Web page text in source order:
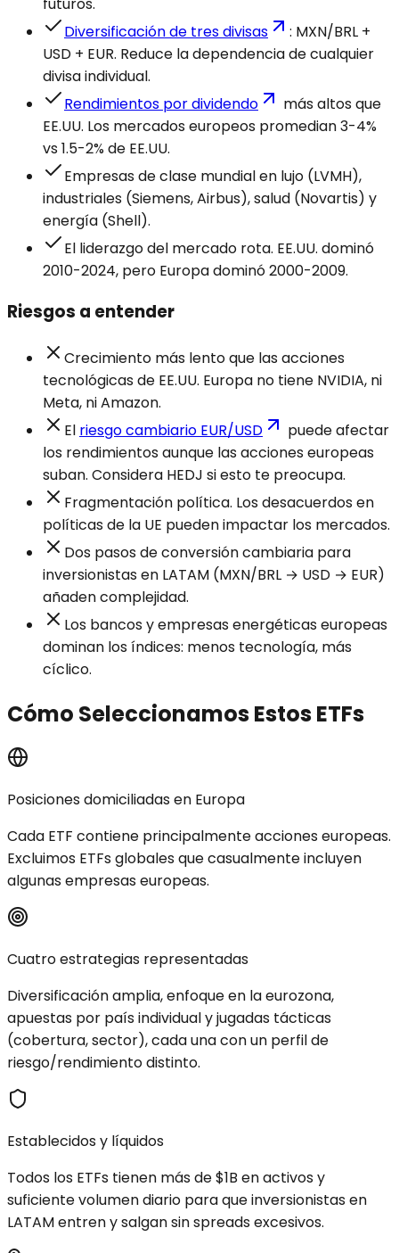
futuros.
Diversificación de tres divisas
: MXN/BRL +
USD + EUR. Reduce la dependencia de cualquier
divisa individual.
Rendimientos por dividendo
más altos que
EE.UU. Los mercados europeos promedian 3-4%
vs 1.5-2% de EE.UU.
Empresas de clase mundial en lujo (LVMH),
industriales (Siemens, Airbus), salud (Novartis) y
energía (Shell).
El liderazgo del mercado rota. EE.UU. dominó
2010-2024, pero Europa dominó 2000-2009.
Riesgos a entender
Crecimiento más lento que las acciones
tecnológicas de EE.UU. Europa no tiene NVIDIA, ni
Meta, ni Amazon.
El riesgo cambiario EUR/USD
puede afectar
los rendimientos aunque las acciones europeas
suban. Considera HEDJ si esto te preocupa.
Fragmentación política. Los desacuerdos en
políticas de la UE pueden impactar los mercados.
Dos pasos de conversión cambiaria para
inversionistas en LATAM (MXN/BRL → USD → EUR)
añaden complejidad.
Los bancos y empresas energéticas europeas
dominan los índices: menos tecnología, más
cíclico.
Cómo Seleccionamos Estos ETFs
Posiciones domiciliadas en Europa
Cada ETF contiene principalmente acciones europeas.
Excluimos ETFs globales que casualmente incluyen
algunas empresas europeas.
Cuatro estrategias representadas
Diversificación amplia, enfoque en la eurozona,
apuestas por país individual y jugadas tácticas
(cobertura, sector), cada una con un perfil de
riesgo/rendimiento distinto.
Establecidos y líquidos
Todos los ETFs tienen más de $1B en activos y
suficiente volumen diario para que inversionistas en
LATAM entren y salgan sin spreads excesivos.